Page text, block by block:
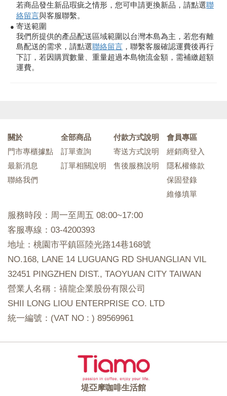
若商品發生新品瑕疵之情形，您可申請更換新品，請點選聯
絡留言與客服聯繫。
● 寄送範圍
我們所提供的產品配送區域範圍以台灣本島為主，若您有離
島配送的需求，請點選聯絡留言 ，聯繫客服確認運費後再行
下訂，若因購買數量、重量超過本島物流金額，需補繳超額
運費。
關於
門市專櫃據點
最新消息
聯絡我們
全部商品
訂單查詢
訂單相關說明
付款方式說明
寄送方式說明
售後服務說明
會員專區
經銷商登入
隱私權條款
保固登錄
維修填單
服務時段：周一至周五 08:00~17:00
客服專線：03-4200393
地址：桃園市平鎮區陸光路14巷168號
NO.168, LANE 14 LUGUANG RD SHUANGLIAN VIL
32451 PINGZHEN DIST., TAOYUAN CITY TAIWAN
營業人名稱：禧龍企業股份有限公司
SHII LONG LIOU ENTERPRISE CO. LTD
統一編號：(VAT NO : ) 89569961
堤亞摩咖啡生活館